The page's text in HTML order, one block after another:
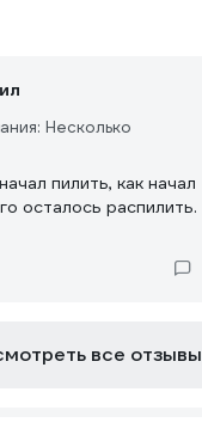
Несколько
пилить, как начал
осталось распилить.
все отзывы